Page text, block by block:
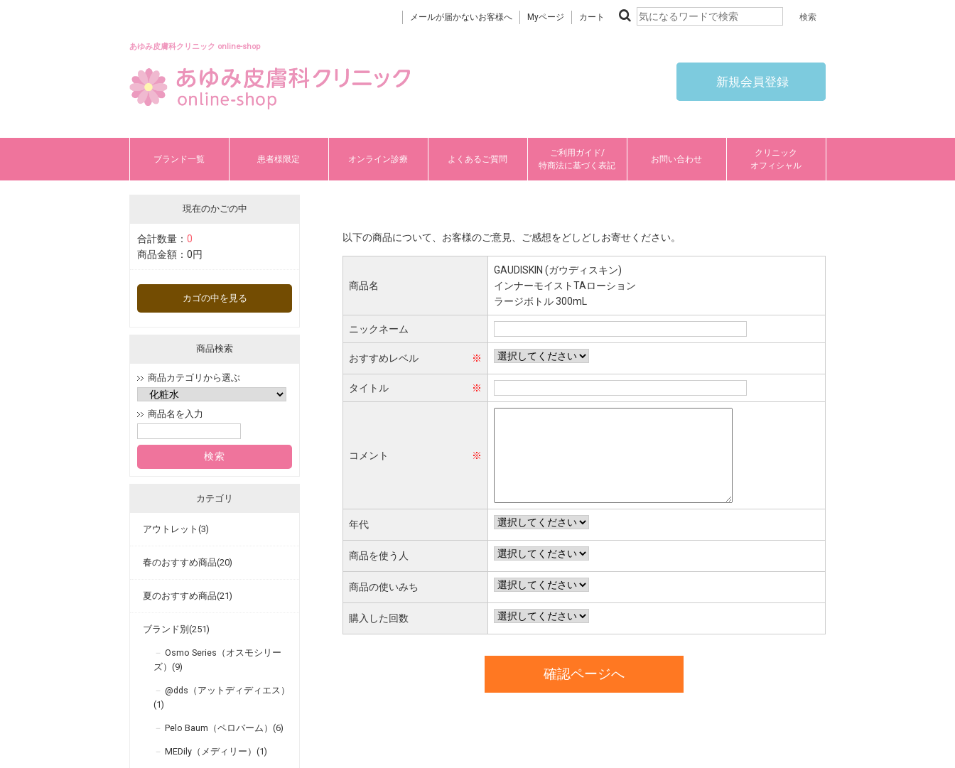
メールが届かないお客様へ Myページ カート
あゆみ皮膚科クリニック online-shop
新規会員登録
ブランド一覧 患者様限定 オンライン診療 よくあるご質問
ご利用ガイド/
特商法に基づく表記
お問い合わせ
クリニック
オフィシャル
現在のかごの中
合計数量： 0
商品金額： 0円
カゴの中を見る
商品検索
商品カテゴリから選ぶ
商品名を入力
カテゴリ
アウトレット(3)
春のおすすめ商品(20)
夏のおすすめ商品(21)
ブランド別(251)
Osmo Series（オスモシリー
ズ）(9)
@dds（アットディディエス）
(1)
Pelo Baum（ペロバーム）(6)
MEDily（メディリー）(1)
以下の商品について、お客様のご意見、ご感想をどしどしお寄せください。
商品名
GAUDISKIN (ガウディスキン)
インナーモイストTAローション
ラージボトル 300mL
ニックネーム
おすすめレベル ※
タイトル ※
コメント ※
年代
商品を使う人
商品の使いみち
購入した回数